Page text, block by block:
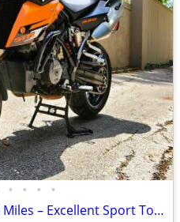
• • • •
2010 KTM 990 SMT – 19,000 Miles – Excellent Sport Touring Bike